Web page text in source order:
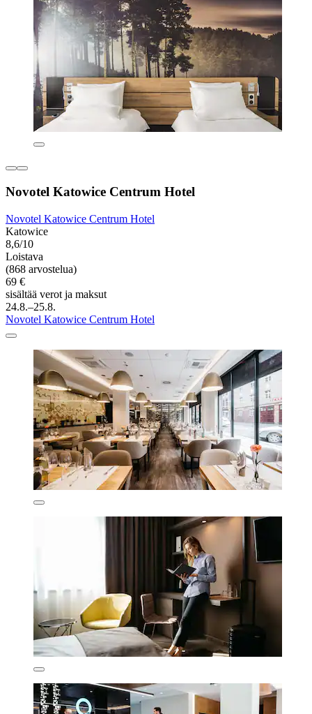
Novotel Katowice Centrum Hotel
Novotel Katowice Centrum Hotel
Katowice
8,6/10
Loistava
(868 arvostelua)
69 €
sisältää verot ja maksut
24.8.–25.8.
Novotel Katowice Centrum Hotel